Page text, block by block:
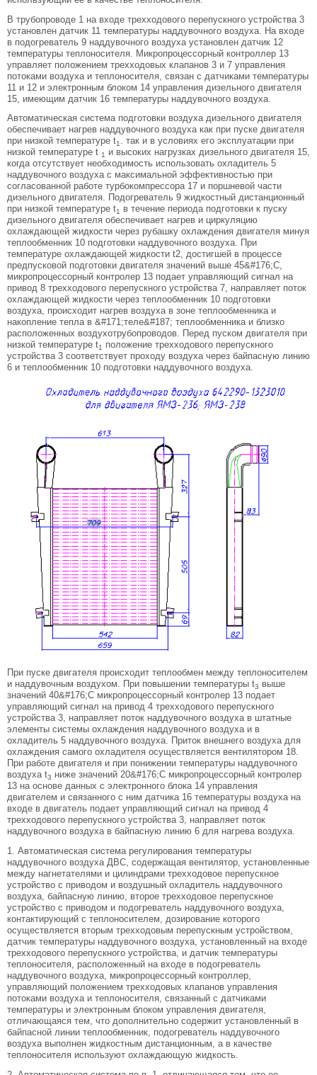
В трубопроводе 1 на входе трехходового перепускного устройства 3
установлен датчик 11 температуры наддувочного воздуха. На входе
в подогреватель 9 наддувочного воздуха установлен датчик 12
температуры теплоносителя. Микропроцессорный контроллер 13
управляет положением трехходовых клапанов 3 и 7 управления
потоками воздуха и теплоносителя, связан с датчиками температуры
11 и 12 и электронным блоком 14 управления дизельного двигателя
15, имеющим датчик 16 температуры наддувочного воздуха.
Автоматическая система подготовки воздуха дизельного двигателя
обеспечивает нагрев наддувочного воздуха как при пуске двигателя
при низкой температуре t1 . так и в условиях его эксплуатации при
низкой температуре t 1
и высоких нагрузках дизельного двигателя 15,
когда отсутствует необходимость использовать охладитель 5
наддувочного воздуха с максимальной эффективностью при
согласованной работе турбокомпрессора 17 и поршневой части
дизельного двигателя. Подогреватель 9 жидкостный дистанционный
при низкой температуре t1
в течение периода подготовки к пуску
дизельного двигателя обеспечивает нагрев и циркуляцию
охлаждающей жидкости через рубашку охлаждения двигателя минуя
теплообменник 10 подготовки наддувочного воздуха. При
температуре охлаждающей жидкости t2, достигшей в процессе
предпусковой подготовки двигателя значений выше 45&#176;C,
микропроцессорный контролер 13 подает управляющий сигнал на
привод 8 трехходового перепускного устройства 7, направляет поток
охлаждающей жидкости через теплообменник 10 подготовки
воздуха, происходит нагрев воздуха в зоне теплообменника и
накопление тепла в &#171;теле&#187; теплообменника и близко
расположенных воздухотрубопроводов. Перед пуском двигателя при
низкой температуре t1
положение трехходового перепускного
устройства 3 соответствует проходу воздуха через байпасную линию
6 и теплообменник 10 подготовки наддувочного воздуха.
При пуске двигателя происходит теплообмен между теплоносителем
и наддувочным воздухом. При повышении температуры t3 выше
значений 40&#176;C микропроцессорный контролер 13 подает
управляющий сигнал на привод 4 трехходового перепускного
устройства 3, направляет поток наддувочного воздуха в штатные
элементы системы охлаждения наддувочного воздуха и в
охладитель 5 наддувочного воздуха. Приток внешнего воздуха для
охлаждения самого охладителя осуществляется вентилятором 18.
При работе двигателя и при понижении температуры наддувочного
воздуха t3 ниже значений 20&#176;C микропроцессорный контролер
13 на основе данных с электронного блока 14 управления
двигателем и связанного с ним датчика 16 температуры воздуха на
входе в двигатель подает управляющий сигнал на привод 4
трехходового перепускного устройства 3, направляет поток
наддувочного воздуха в байпасную линию 6 для нагрева воздуха.
1. Автоматическая система регулирования температуры
наддувочного воздуха ДВС, содержащая вентилятор, установленные
между нагнетателями и цилиндрами трехходовое перепускное
устройство с приводом и воздушный охладитель наддувочного
воздуха, байпасную линию, второе трехходовое перепускное
устройство с приводом и подогреватель наддувочного воздуха,
контактирующий с теплоносителем, дозирование которого
осуществляется вторым трехходовым перепускным устройством,
датчик температуры наддувочного воздуха, установленный на входе
трехходового перепускного устройства, и датчик температуры
теплоносителя, расположенный на входе в подогреватель
наддувочного воздуха, микропроцессорный контроллер,
управляющий положением трехходовых клапанов управления
потоками воздуха и теплоносителя, связанный с датчиками
температуры и электронным блоком управления двигателя,
отличающаяся тем, что дополнительно содержит установленный в
байпасной линии теплообменник, подогреватель наддувочного
воздуха выполнен жидкостным дистанционным, а в качестве
теплоносителя используют охлаждающую жидкость.